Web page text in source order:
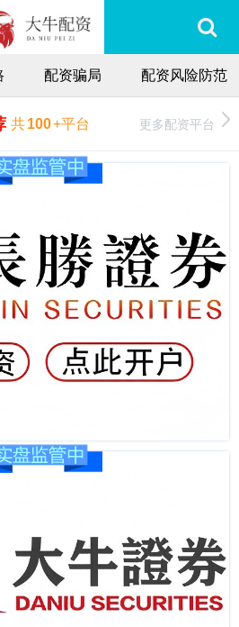
配资骗局 配资风险防范
共100+平台 更多配资平台